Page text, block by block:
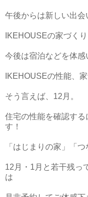
午後からは新しい出会
IKEHOUSEの家づく
今後は宿泊などを体感
IKEHOUSEの性能、
そう言えば、12月。
住宅の性能を確認する
す！
「はじまりの家」「
12月・1月と若干残っ
は